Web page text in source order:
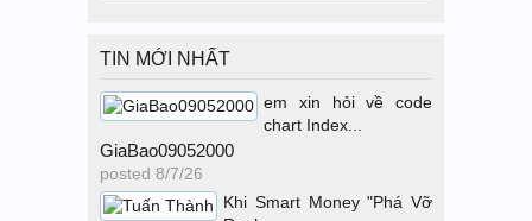
TIN MỚI NHẤT
em xin hỏi về code
chart Index...
GiaBao09052000
posted 8/7/26
Khi Smart Money "Phá Vỡ